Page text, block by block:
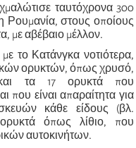
ταυτόχρονα 300
Ρουμανία, στους οποίους
με αβέβαιο μέλλον.
το Κατάνγκα νοτιότερα,
ορυκτών, όπως χρυσό,
και τα 17 ορυκτά που
που είναι απαραίτητα για
κάθε είδους (βλ.
όπως λίθιο, που
αυτοκινήτων.